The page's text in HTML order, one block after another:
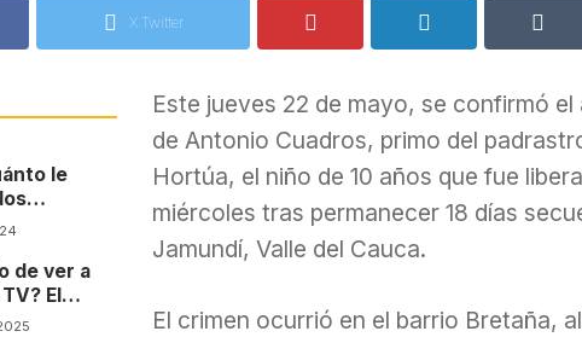
X Twitter
le
de ver a
El
Estado
Este jueves 22 de mayo, se confirmó el
de Antonio Cuadros, primo del
Hortúa, el niño de 10 años que fue
miércoles tras permanecer 18 días
Jamundí, Valle del Cauca.
El crimen ocurrió en el barrio Bretaña,